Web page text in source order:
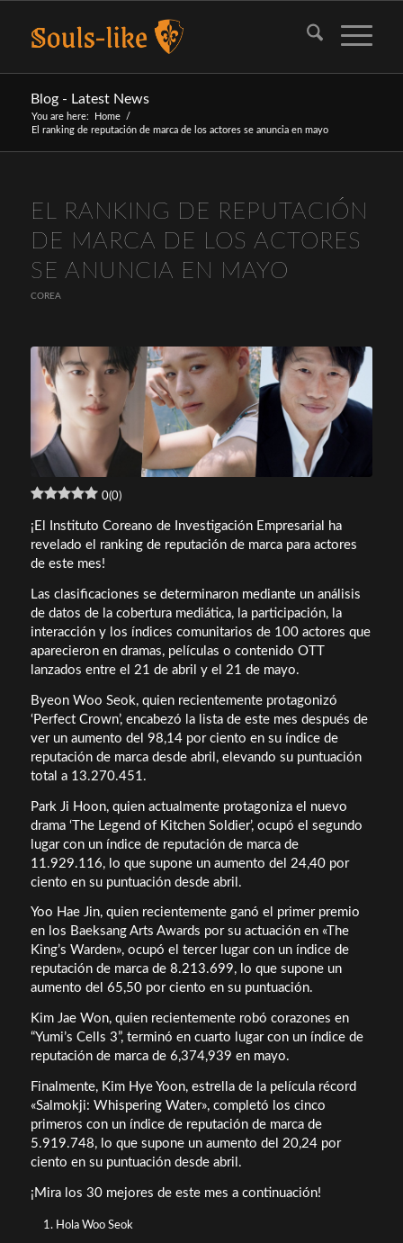
Blog - Latest News
You are here: Home
/
El ranking de reputación de marca de los actores se anuncia en mayo
EL RANKING DE REPUTACIÓN
DE MARCA DE LOS ACTORES
SE ANUNCIA EN MAYO
COREA
0(0)
¡El Instituto Coreano de Investigación Empresarial ha
revelado el ranking de reputación de marca para actores
de este mes!
Las clasificaciones se determinaron mediante un análisis
de datos de la cobertura mediática, la participación, la
interacción y los índices comunitarios de 100 actores que
aparecieron en dramas, películas o contenido OTT
lanzados entre el 21 de abril y el 21 de mayo.
Byeon Woo Seok, quien recientemente protagonizó
‘Perfect Crown’, encabezó la lista de este mes después de
ver un aumento del 98,14 por ciento en su índice de
reputación de marca desde abril, elevando su puntuación
total a 13.270.451.
Park Ji Hoon, quien actualmente protagoniza el nuevo
drama ‘The Legend of Kitchen Soldier’, ocupó el segundo
lugar con un índice de reputación de marca de
11.929.116, lo que supone un aumento del 24,40 por
ciento en su puntuación desde abril.
Yoo Hae Jin, quien recientemente ganó el primer premio
en los Baeksang Arts Awards por su actuación en «The
King’s Warden», ocupó el tercer lugar con un índice de
reputación de marca de 8.213.699, lo que supone un
aumento del 65,50 por ciento en su puntuación.
Kim Jae Won, quien recientemente robó corazones en
“Yumi’s Cells 3”, terminó en cuarto lugar con un índice de
reputación de marca de 6,374,939 en mayo.
Finalmente, Kim Hye Yoon, estrella de la película récord
«Salmokji: Whispering Water», completó los cinco
primeros con un índice de reputación de marca de
5.919.748, lo que supone un aumento del 20,24 por
ciento en su puntuación desde abril.
¡Mira los 30 mejores de este mes a continuación!
Hola Woo Seok